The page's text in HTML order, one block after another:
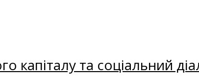
капіталу та соціальний